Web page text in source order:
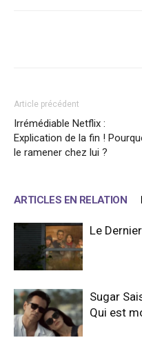
Article précédent
Irrémédiable Netflix :
Explication de la fin !
le ramener chez lui ?
ARTICLES EN RELATION
Le
Sugar
Qui est